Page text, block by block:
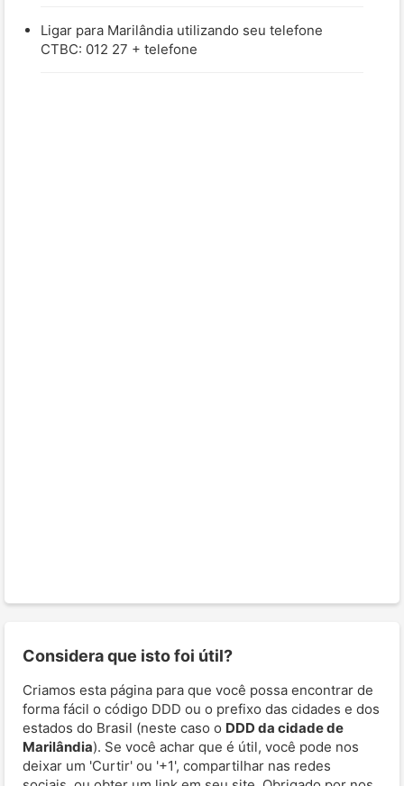
Ligar para Marilândia utilizando seu telefone
CTBC: 012 27 + telefone
Considera que isto foi útil?
Criamos esta página para que você possa encontrar de
forma fácil o código DDD ou o prefixo das cidades e dos
estados do Brasil (neste caso o DDD da cidade de
Marilândia). Se você achar que é útil, você pode nos
deixar um 'Curtir' ou '+1', compartilhar nas redes